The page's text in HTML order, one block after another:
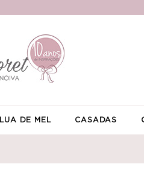
LUA DE MEL CASADAS